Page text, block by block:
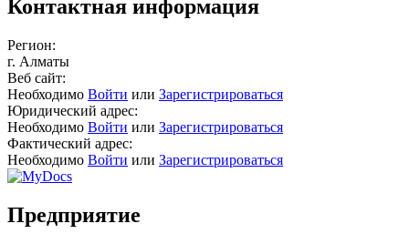
Контактная информация
Регион:
г. Алматы
Веб сайт:
Необходимо Войти или Зарегистрироваться
Юридический адрес:
Необходимо Войти или Зарегистрироваться
Фактический адрес:
Необходимо Войти или Зарегистрироваться
Предприятие